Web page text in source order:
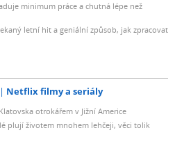
minimum práce a chutná lépe než
letní hit a geniální způsob, jak zpracovat
Netflix filmy a seriály
otrokářem v Jižní Americe
plují životem mnohem lehčeji, věci tolik